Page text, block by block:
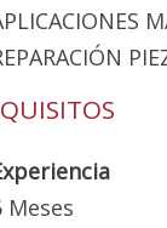
Meses